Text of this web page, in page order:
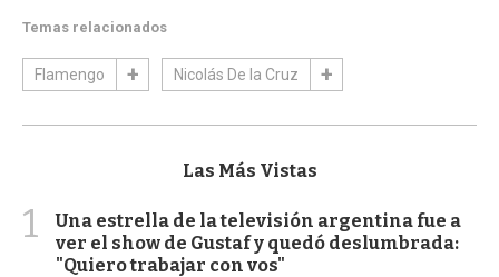
Temas relacionados
Flamengo Nicolás De la Cruz
Las Más Vistas
1
Una estrella de la televisión argentina fue a
ver el show de Gustaf y quedó deslumbrada:
"Quiero trabajar con vos"